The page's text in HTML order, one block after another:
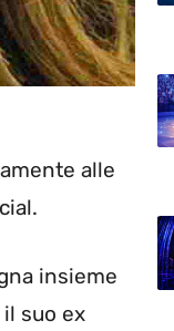
alle
insieme
il suo ex